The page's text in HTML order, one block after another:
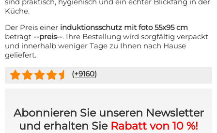
Küche.
Der Preis einer induktionsschutz mit foto 55x95 cm
beträgt --preis--. Ihre Bestellung wird sorgfältig verpackt
und innerhalb weniger Tage zu Ihnen nach Hause
geliefert.
(+9160)
Abonnieren Sie unseren Newsletter
und erhalten Sie Rabatt von 10 %!